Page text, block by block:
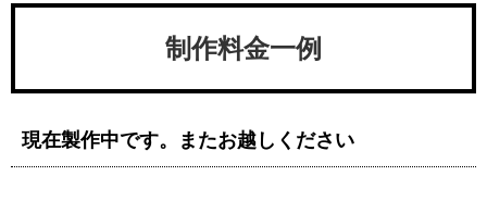
制作料金一例
現在製作中です。またお越しください